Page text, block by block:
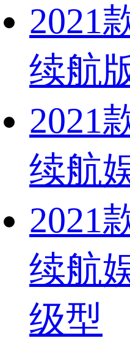
2021
续航
2021
续航
2021
续航
级型